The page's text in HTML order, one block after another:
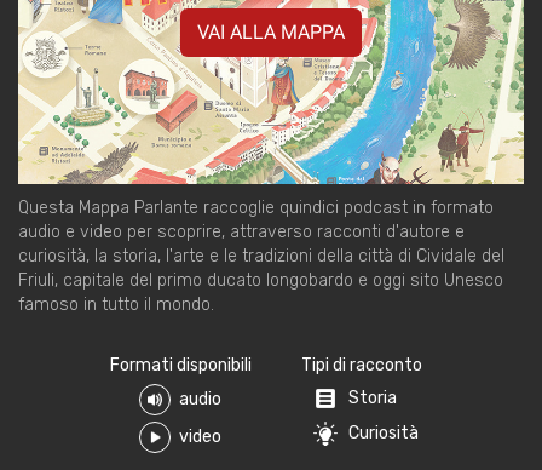
VAI ALLA MAPPA
Questa Mappa Parlante raccoglie quindici podcast in formato
audio e video per scoprire, attraverso racconti d'autore e
curiosità, la storia, l'arte e le tradizioni della città di Cividale del
Friuli, capitale del primo ducato longobardo e oggi sito Unesco
famoso in tutto il mondo.
Formati disponibili
audio
video
Tipi di racconto
Storia
Curiosità